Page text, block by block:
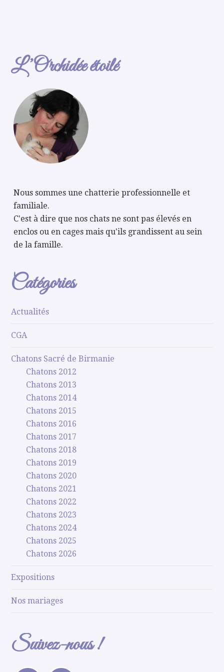
L’Orchidée étoilé
Nous sommes une chatterie professionnelle et
familiale.
C'est à dire que nos chats ne sont pas élevés en
enclos ou en cages mais qu'ils grandissent au sein
de la famille.
Catégories
Actualités
CGA
Chatons Sacré de Birmanie
Chatons 2012
Chatons 2013
Chatons 2014
Chatons 2015
Chatons 2016
Chatons 2017
Chatons 2018
Chatons 2019
Chatons 2020
Chatons 2021
Chatons 2022
Chatons 2023
Chatons 2024
Chatons 2025
Chatons 2026
Expositions
Nos mariages
Suivez-nous !